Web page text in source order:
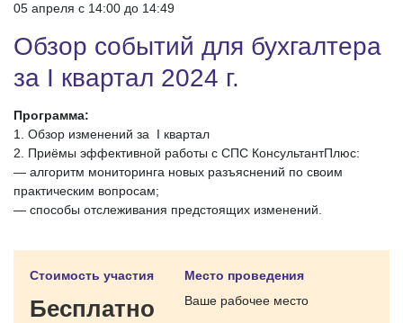
05 апреля c 14:00 до 14:49
Обзор событий для бухгалтера
за I квартал 2024 г.
Программа:
1. Обзор изменений за I квартал
2. Приёмы эффективной работы с СПС КонсультантПлюс:
— алгоритм мониторинга новых разъяснений по своим
практическим вопросам;
— способы отслеживания предстоящих изменений.
Стоимость участия
Бесплатно
Место проведения
Ваше рабочее место